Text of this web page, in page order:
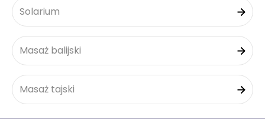
Solarium
Masaż balijski
Masaż tajski